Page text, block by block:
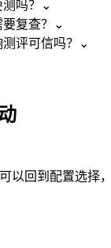
吗？
⌄
复查？
⌄
评可信吗？
⌄
以回到配置选择